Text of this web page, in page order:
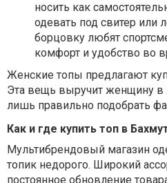
носить как
одевать под свитер или
борцовку любят
комфорт и удобство во
Женские топы предлагают
Эта вещь выручит женщину в
лишь правильно подобрать
Как и где купить топ в
Мультибрендовый магазин
топик недорого. Широкий
постоянное обновление